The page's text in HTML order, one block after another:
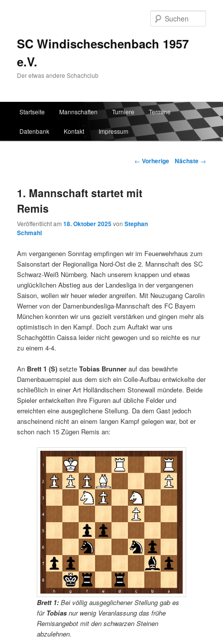
SC Windischeschenbach 1957
e.V.
Der etwas andere Schachclub
Zum Inhalt wechseln
Zum sekundären Inhalt wechseln
Startseite Mannschaften Turniere Termine
Datenbank Kontakt Impressum
Artikelnavigation
← Vorherige Nächste →
1. Mannschaft startet mit
Remis
Veröffentlicht am18. Oktober 2025vonStephan
Schmahl
Am vergangenen Sonntag empfingen wir im Feuerwehrhaus zum
Saisonstart der Regionalliga Nord-Ost die 2. Mannschaft des SC
Schwarz-Weiß Nürnberg. Nach unserem knappen und etwas
unglücklichen Abstieg aus der Landesliga in der vergangenen
Saison, wollen wir heuer wieder angreifen. Mit Neuzugang Carolin
Werner von der Damenbundesliga-Mannschaft des FC Bayern
München konnten wir uns gezielt verstärken und gingen mehr als
optimistisch in den Kampf. Doch zum Auftakt war uns
Schachgöttin Caissa leider nicht gewogen und so reichte es nur
zu einem 4-4.
An Brett 1 (S) setzteTobias Brunner auf das bewährte
Damenbauernspiel aus dem sich ein Colle-Aufbau entwickelte der
schließlich in einer Art Holländischem Stonewall mündete. Beide
Spieler entwickelten ihre Figuren auf übliche Felder und
erreichten eine ausgeglichene Stellung. Da dem Gast jedoch
anscheinend nicht an einem langen Kampf gelegen war, bot er
schon nach 15 Zügen Remis an:
Brett 1: Bei völlig ausgeglichener Stellung gab es
für Tobias nur wenig Veranlassung das frühe
Remisangebot mit den schwarzen Steinen
abzulehnen.